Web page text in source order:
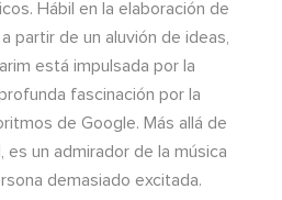
Hábil en la elaboración de
partir de un aluvión de ideas,
está impulsada por la
fascinación por la
de Google. Más allá de
es un admirador de la música
demasiado excitada.